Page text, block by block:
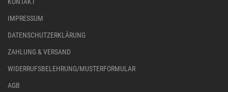
IMPRESSUM
DATENSCHUTZERKLÄRUNG
ZAHLUNG & VERSAND
WIDERRUFSBELEHRUNG/MUSTERFORMULAR
AGB